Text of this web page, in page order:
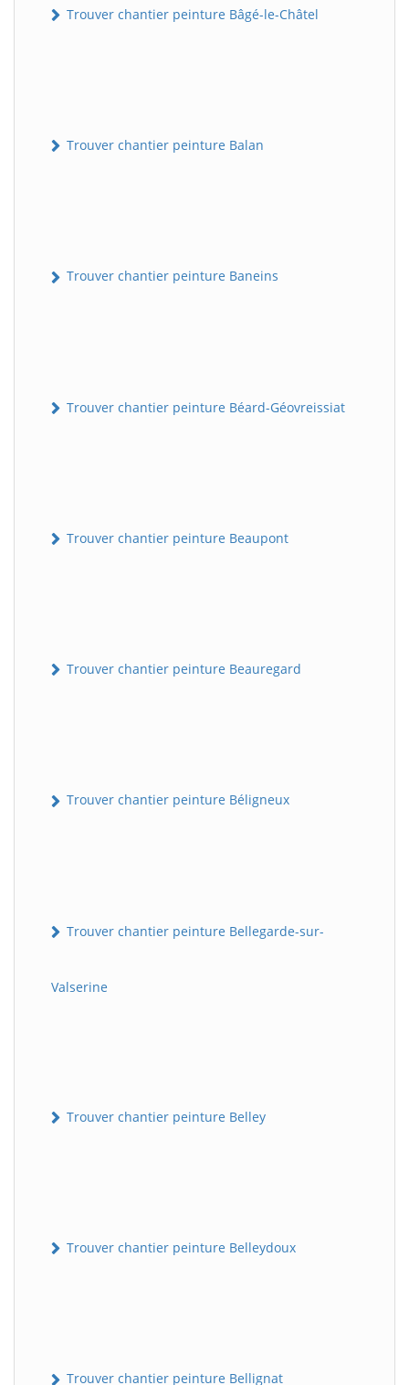
Trouver chantier peinture Bâgé-le-Châtel
Trouver chantier peinture Balan
Trouver chantier peinture Baneins
Trouver chantier peinture Béard-Géovreissiat
Trouver chantier peinture Beaupont
Trouver chantier peinture Beauregard
Trouver chantier peinture Béligneux
Trouver chantier peinture Bellegarde-sur-
Valserine
Trouver chantier peinture Belley
Trouver chantier peinture Belleydoux
Trouver chantier peinture Bellignat